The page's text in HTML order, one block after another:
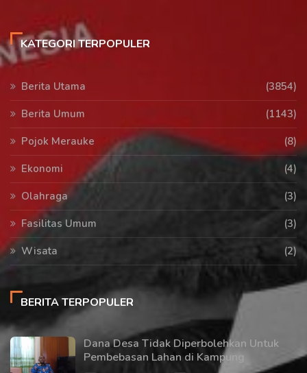
KATEGORI TERPOPULER
Berita Utama
(3854)
Berita Umum
(1143)
Pojok Merauke
(8)
Ekonomi
(4)
Olahraga
(3)
Fasilitas Umum
(3)
Wisata
(2)
BERITA TERPOPULER
Dana Desa Tidak Diperbolehkan Untuk
Pembebasan Lahan di Kampung